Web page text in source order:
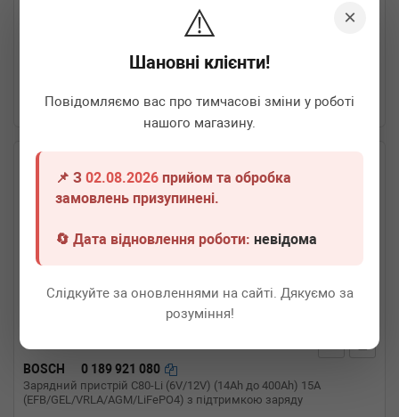
×
⚠️
Шановні клієнти!
Повідомляємо вас про тимчасові зміни у роботі
нашого магазину.
📌 З02.08.2026 прийом та обробка
замовлень призупинені.
🔄 Дата відновлення роботи:невідома
Слідкуйте за оновленнями на сайті. Дякуємо за
розуміння!
+ В кошик
BOSCH 0 189 921 080
Зарядний пристрій C80-Li (6V/12V) (14Ah до 400Ah) 15A
(EFB/GEL/VRLA/AGM/LiFePO4) з підтримкою заряду